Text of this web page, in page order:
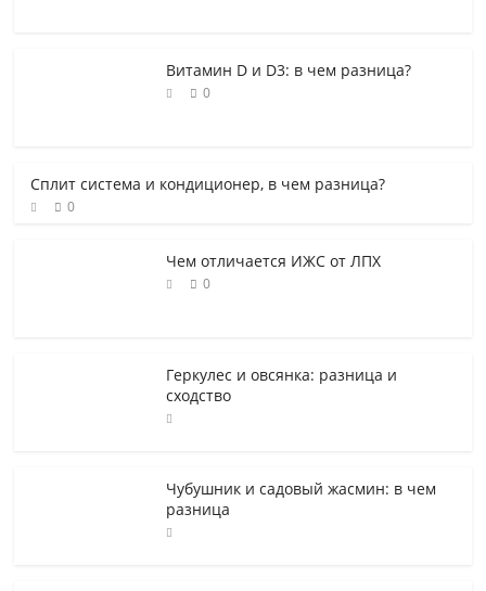
Витамин D и D3: в чем разница?
0
Сплит система и кондиционер, в чем разница?
0
Чем отличается ИЖС от ЛПХ
0
Геркулес и овсянка: разница и
сходство
Чубушник и садовый жасмин: в чем
разница